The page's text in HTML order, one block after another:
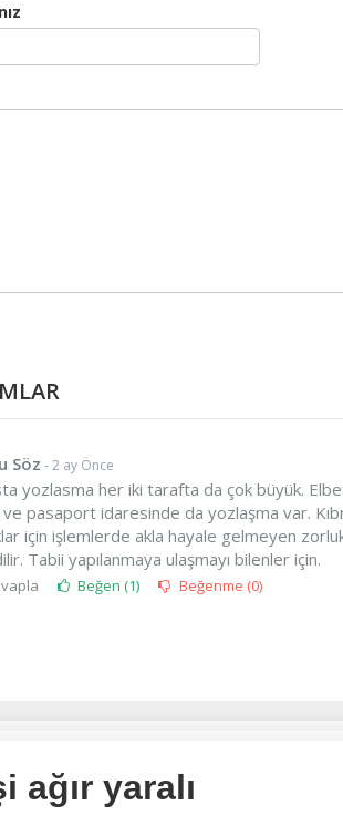
Söz - 2 ay Önce
yozlasma her iki tarafta da çok büyük.
ve pasaport idaresinde da yozlaşma var.
için işlemlerde akla hayale gelmeyen
Tabii yapılanmaya ulaşmayı bilenler için.
Beğen (1) Beğenme (0)
ağır yaralı